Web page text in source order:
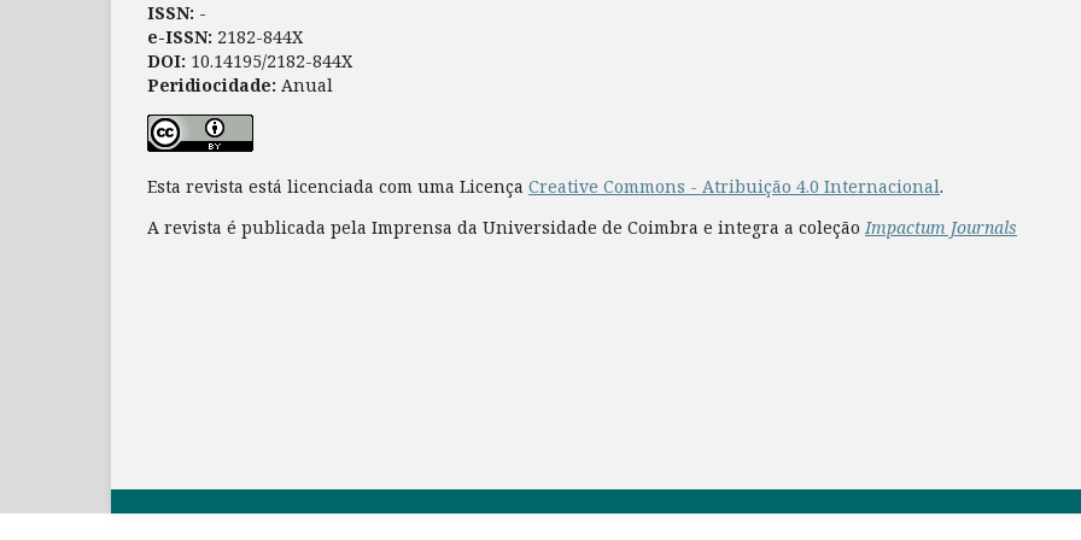
ISSN: -
e-ISSN: 2182-844X
DOI: 10.14195/2182-844X
Peridiocidade: Anual
Esta revista está licenciada com uma Licença Creative Commons - Atribuição 4.0 Internacional.
A revista é publicada pela Imprensa da Universidade de Coimbra e integra a coleçãoImpactum Journals